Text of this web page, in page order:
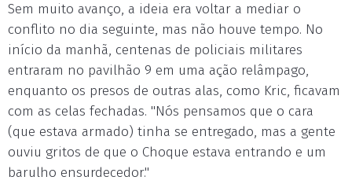
Sem muito avanço, a ideia era voltar a mediar o
conflito no dia seguinte, mas não houve tempo. No
início da manhã, centenas de policiais militares
entraram no pavilhão 9 em uma ação relâmpago,
enquanto os presos de outras alas, como Kric, ficavam
com as celas fechadas. "Nós pensamos que o cara
(que estava armado) tinha se entregado, mas a gente
ouviu gritos de que o Choque estava entrando e um
barulho ensurdecedor."